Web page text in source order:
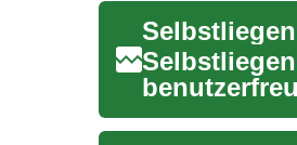
dar. Sie s...